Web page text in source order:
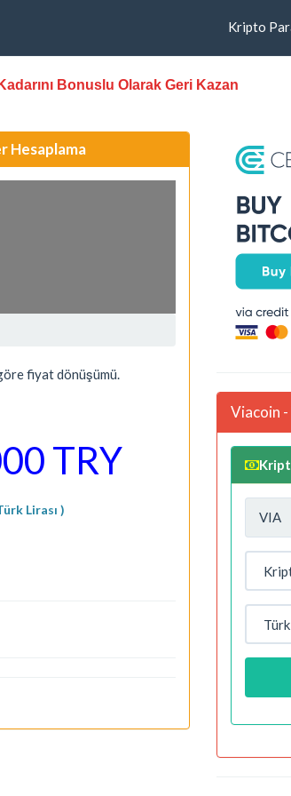
Kripto
Bonuslu Olarak Geri Kazan
Hesaplama
fiyat dönüşümü.
TRY
Lirası )
Viacoin -
VIA